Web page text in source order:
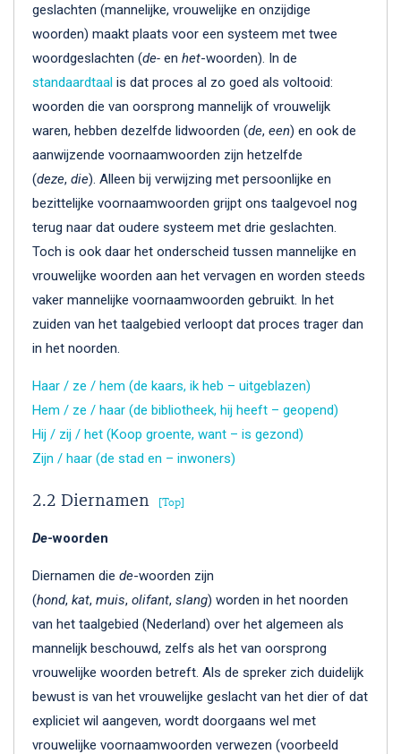
geslachten (mannelijke, vrouwelijke en onzijdige
woorden) maakt plaats voor een systeem met twee
woordgeslachten (de- en het-woorden). In de
standaardtaal is dat proces al zo goed als voltooid:
woorden die van oorsprong mannelijk of vrouwelijk
waren, hebben dezelfde lidwoorden (de, een) en ook de
aanwijzende voornaamwoorden zijn hetzelfde
(deze, die). Alleen bij verwijzing met persoonlijke en
bezittelijke voornaamwoorden grijpt ons taalgevoel nog
terug naar dat oudere systeem met drie geslachten.
Toch is ook daar het onderscheid tussen mannelijke en
vrouwelijke woorden aan het vervagen en worden steeds
vaker mannelijke voornaamwoorden gebruikt. In het
zuiden van het taalgebied verloopt dat proces trager dan
in het noorden.
Haar / ze / hem (de kaars, ik heb – uitgeblazen)
Hem / ze / haar (de bibliotheek, hij heeft – geopend)
Hij / zij / het (Koop groente, want – is gezond)
Zijn / haar (de stad en – inwoners)
2.2 Diernamen Top
De-woorden
Diernamen die de-woorden zijn
(hond, kat, muis, olifant, slang) worden in het noorden
van het taalgebied (Nederland) over het algemeen als
mannelijk beschouwd, zelfs als het van oorsprong
vrouwelijke woorden betreft. Als de spreker zich duidelijk
bewust is van het vrouwelijke geslacht van het dier of dat
expliciet wil aangeven, wordt doorgaans wel met
vrouwelijke voornaamwoorden verwezen (voorbeeld